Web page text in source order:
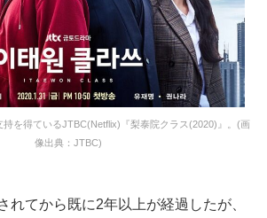
持を得ているJTBC(Netflix)『梨泰院クラス(2020)』。(画
像出典：JTBC)
れてから既に2年以上が経過したが、